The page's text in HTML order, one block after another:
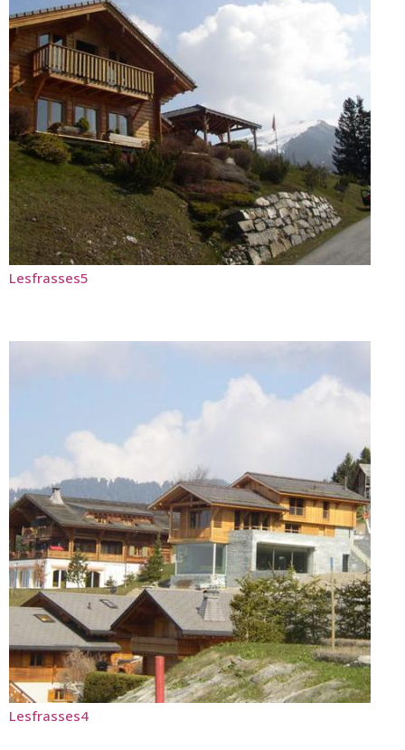
Lesfrasses5
Lesfrasses4